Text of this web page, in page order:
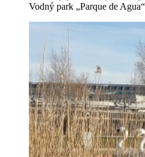
Vodný park „Parque de